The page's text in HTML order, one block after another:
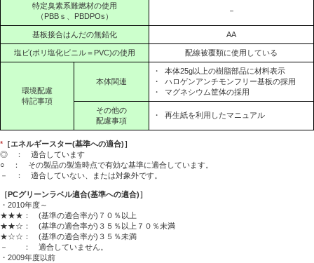
特定臭素系難燃材の使用
（PBBｓ、PBDPOs）
－
基板接合はんだの無鉛化 AA
塩ビ(ポリ塩化ビニル＝PVC)の使用 配線被覆類に使用している
環境配慮
特記事項
本体関連
・
本体25g以上の樹脂部品に材料表示
・
ハロゲンアンチモンフリー基板の採用
・
マグネシウム筐体の採用
その他の
配慮事項
・ 再生紙を利用したマニュアル
* ［エネルギースター(基準への適合)］
◎ ： 適合しています
○ ： その製品の製造時点で有効な基準に適合しています。
－ ： 適合していない、または対象外です。
［PCグリーンラベル適合(基準への適合)］
・2010年度～
★★★： (基準の適合率が)７０％以上
★★☆： (基準の適合率が)３５％以上７０％未満
★☆☆： (基準の適合率が)３５％未満
－ ： 適合していません。
・2009年度以前